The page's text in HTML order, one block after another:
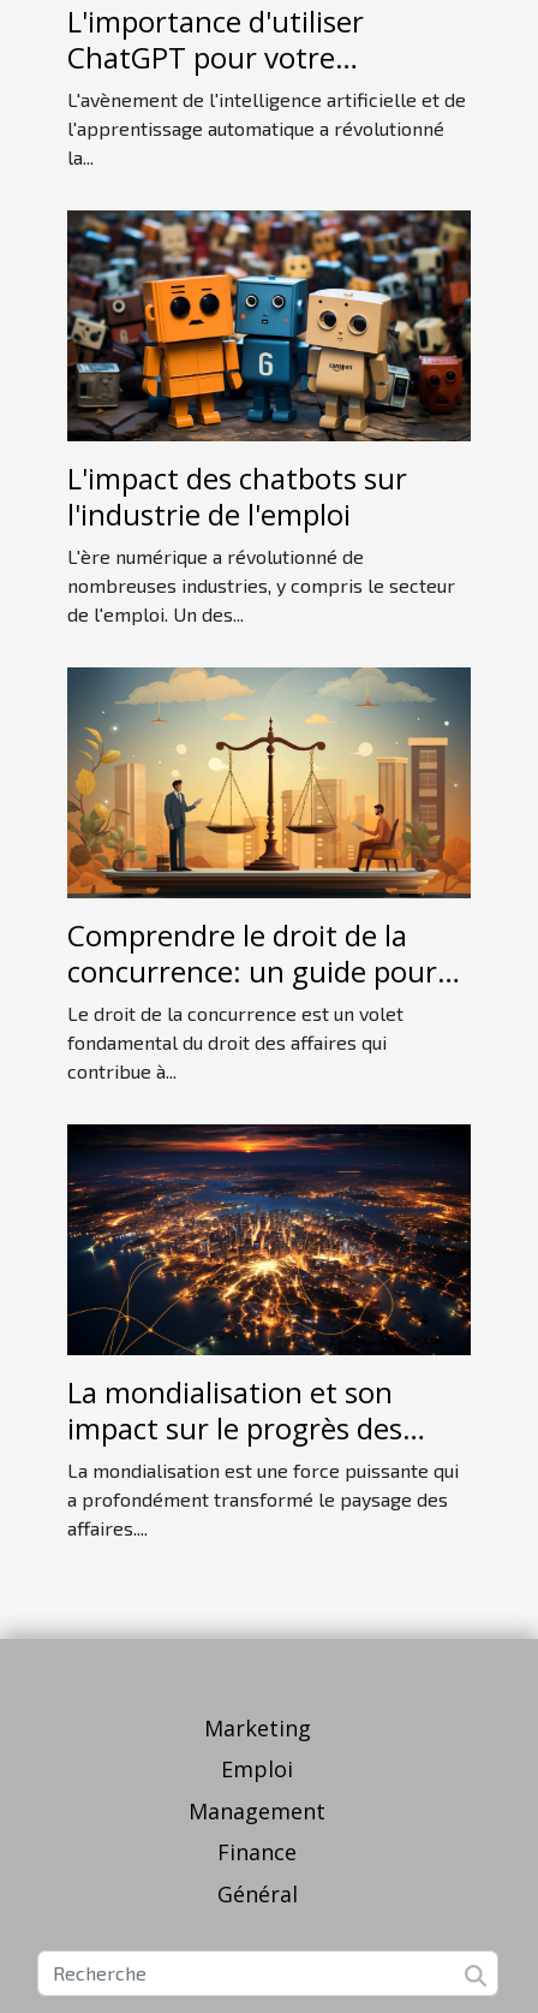
L'importance d'utiliser
ChatGPT pour votre
entreprise
L'avènement de l'intelligence artificielle et de
l'apprentissage automatique a révolutionné
la...
L'impact des chatbots sur
l'industrie de l'emploi
L'ère numérique a révolutionné de
nombreuses industries, y compris le secteur
de l'emploi. Un des...
Comprendre le droit de la
concurrence: un guide pour
les débutants
Le droit de la concurrence est un volet
fondamental du droit des affaires qui
contribue à...
La mondialisation et son
impact sur le progrès des
entreprises
La mondialisation est une force puissante qui
a profondément transformé le paysage des
affaires....
Marketing
Emploi
Management
Finance
Général